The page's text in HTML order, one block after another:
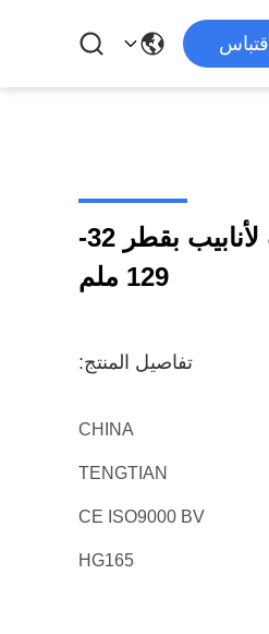
إقتباس
خط إنتاج أنابيب الصلب 380 فولت/440 فولت لأنابيب بقطر 32-
129 ملم
تفاصيل المنتج:
CHINA
TENGTIAN
CE ISO9000 BV
HG165